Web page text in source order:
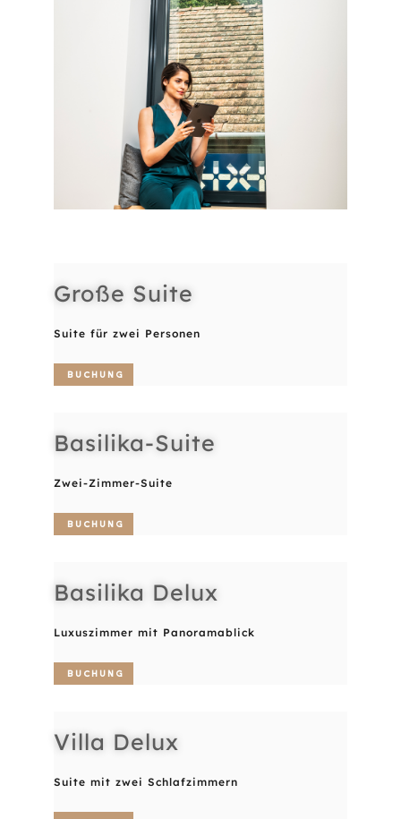
Große Suite
Suite für zwei Personen
Buchung
Basilika-Suite
Zwei-Zimmer-Suite
Buchung
Basilika Delux
Luxuszimmer mit Panoramablick
Buchung
Villa Delux
Suite mit zwei Schlafzimmern